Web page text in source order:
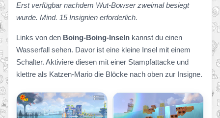
Erst verfügbar nachdem Wut-Bowser zweimal besiegt
wurde. Mind. 15 Insignien erforderlich.
Links von den Boing-Boing-Inseln kannst du einen
Wasserfall sehen. Davor ist eine kleine Insel mit einem
Schalter. Aktiviere diesen mit einer Stampfattacke und
klettre als Katzen-Mario die Blöcke nach oben zur Insigne.